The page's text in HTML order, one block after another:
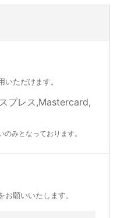
ただけます。
みとなっております。
願いいたします。